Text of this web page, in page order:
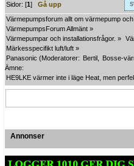
Sidor: [1]Gå upp
Värmepumpsforum allt om värmepump
VärmepumpsForum Allmänt »
Värmepumpar och installationsfrågor. »
Märkesspecifikt luft/luft »
Panasonic (Moderatorer: Bertil Bosse-
Ämne:
HE9LKE värmer inte i läge Heat, men
Annonser